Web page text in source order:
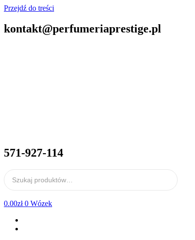
Przejdź do treści
kontakt@perfumeriaprestige.pl
571-927-114
0.00zł 0 Wózek